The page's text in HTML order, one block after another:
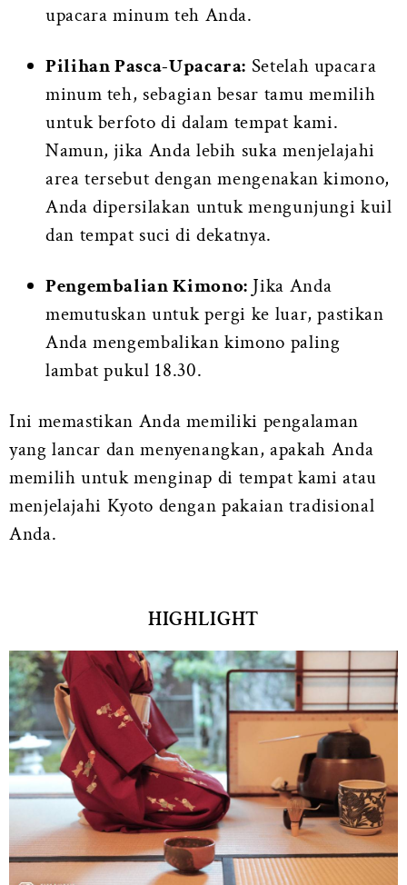
upacara minum teh Anda.
Pilihan Pasca-Upacara: Setelah upacara
minum teh, sebagian besar tamu memilih
untuk berfoto di dalam tempat kami.
Namun, jika Anda lebih suka menjelajahi
area tersebut dengan mengenakan kimono,
Anda dipersilakan untuk mengunjungi kuil
dan tempat suci di dekatnya.
Pengembalian Kimono: Jika Anda
memutuskan untuk pergi ke luar, pastikan
Anda mengembalikan kimono paling
lambat pukul 18.30.
Ini memastikan Anda memiliki pengalaman
yang lancar dan menyenangkan, apakah Anda
memilih untuk menginap di tempat kami atau
menjelajahi Kyoto dengan pakaian tradisional
Anda.
HIGHLIGHT